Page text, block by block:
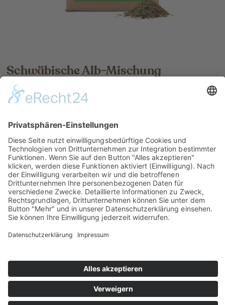
Schwäbische Alb-Mischung
Aromatischer Kräuter-Mix zur Stärkung der Bronchien und des
Immunsystems